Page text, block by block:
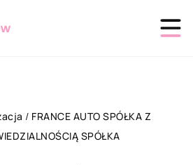
/ FRANCE AUTO SPÓŁKA Z
SPÓŁKA